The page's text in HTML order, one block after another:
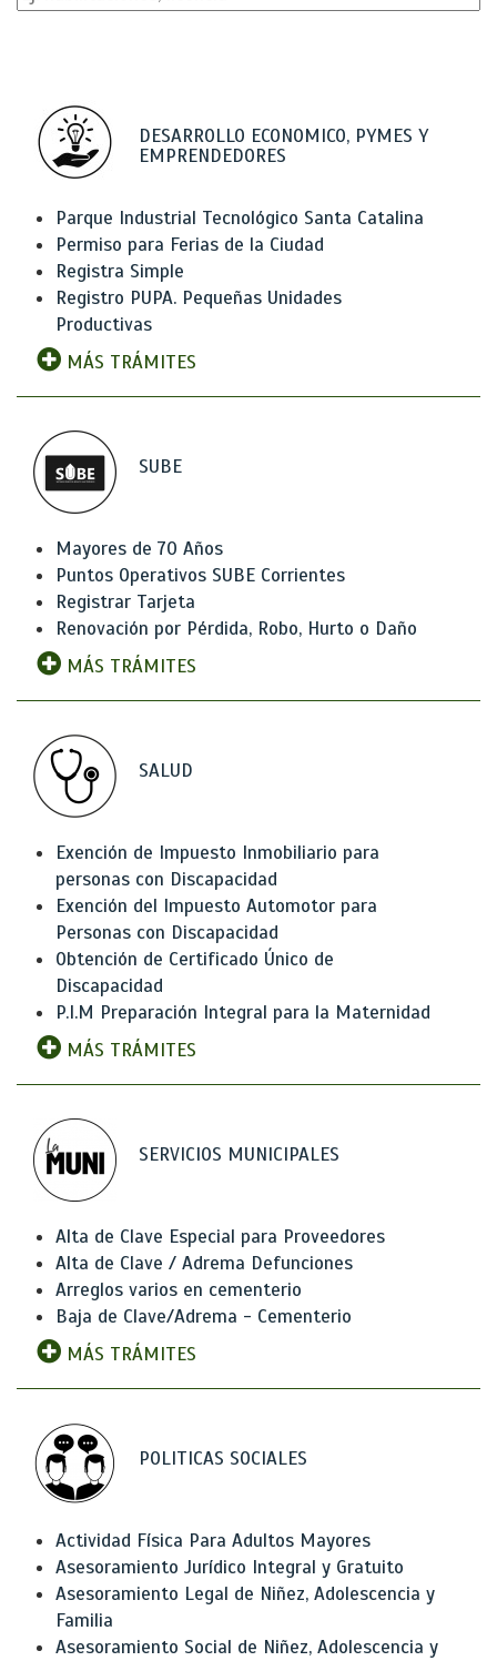
DESARROLLO ECONOMICO, PYMES Y
EMPRENDEDORES
Parque Industrial Tecnológico Santa Catalina
Permiso para Ferias de la Ciudad
Registra Simple
Registro PUPA. Pequeñas Unidades
Productivas
MÁS TRÁMITES
SUBE
Mayores de 70 Años
Puntos Operativos SUBE Corrientes
Registrar Tarjeta
Renovación por Pérdida, Robo, Hurto o Daño
MÁS TRÁMITES
SALUD
Exención de Impuesto Inmobiliario para
personas con Discapacidad
Exención del Impuesto Automotor para
Personas con Discapacidad
Obtención de Certificado Único de
Discapacidad
P.I.M Preparación Integral para la Maternidad
MÁS TRÁMITES
SERVICIOS MUNICIPALES
Alta de Clave Especial para Proveedores
Alta de Clave / Adrema Defunciones
Arreglos varios en cementerio
Baja de Clave/Adrema - Cementerio
MÁS TRÁMITES
POLITICAS SOCIALES
Actividad Física Para Adultos Mayores
Asesoramiento Jurídico Integral y Gratuito
Asesoramiento Legal de Niñez, Adolescencia y
Familia
Asesoramiento Social de Niñez, Adolescencia y